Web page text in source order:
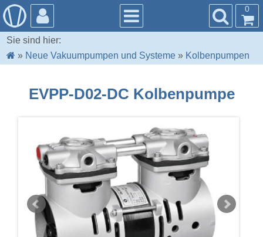
0
Sie sind hier:
» Neue Vakuumpumpen und Systeme » Kolbenpumpen
EVPP-D02-DC Kolbenpumpe